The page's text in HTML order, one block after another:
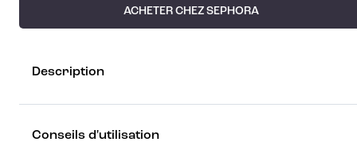
ACHETER CHEZ SEPHORA
Description
Conseils d'utilisation